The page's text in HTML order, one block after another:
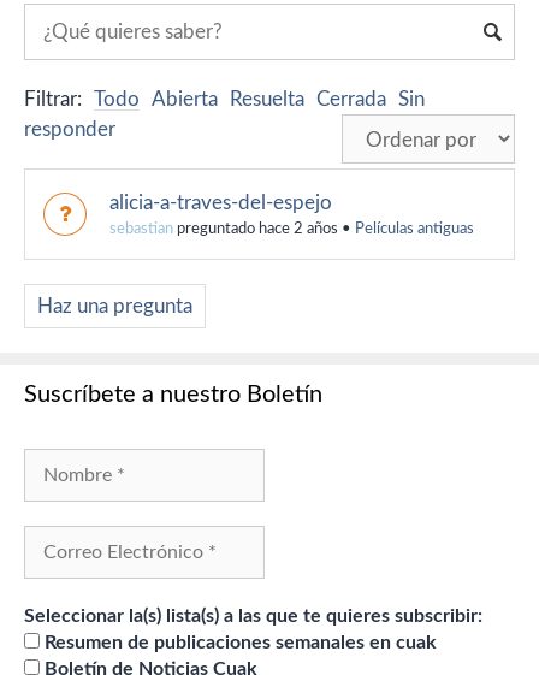
Filtrar: Todo Abierta Resuelta Cerrada Sin
responder
alicia-a-traves-del-espejo
sebastian preguntado hace 2 años • Películas antiguas
Haz una pregunta
Suscríbete a nuestro Boletín
Seleccionar la(s) lista(s) a las que te quieres subscribir:
Resumen de publicaciones semanales en cuak
Boletín de Noticias Cuak